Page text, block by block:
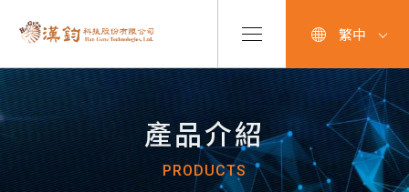
產品介紹
PRODUCTS
繁中